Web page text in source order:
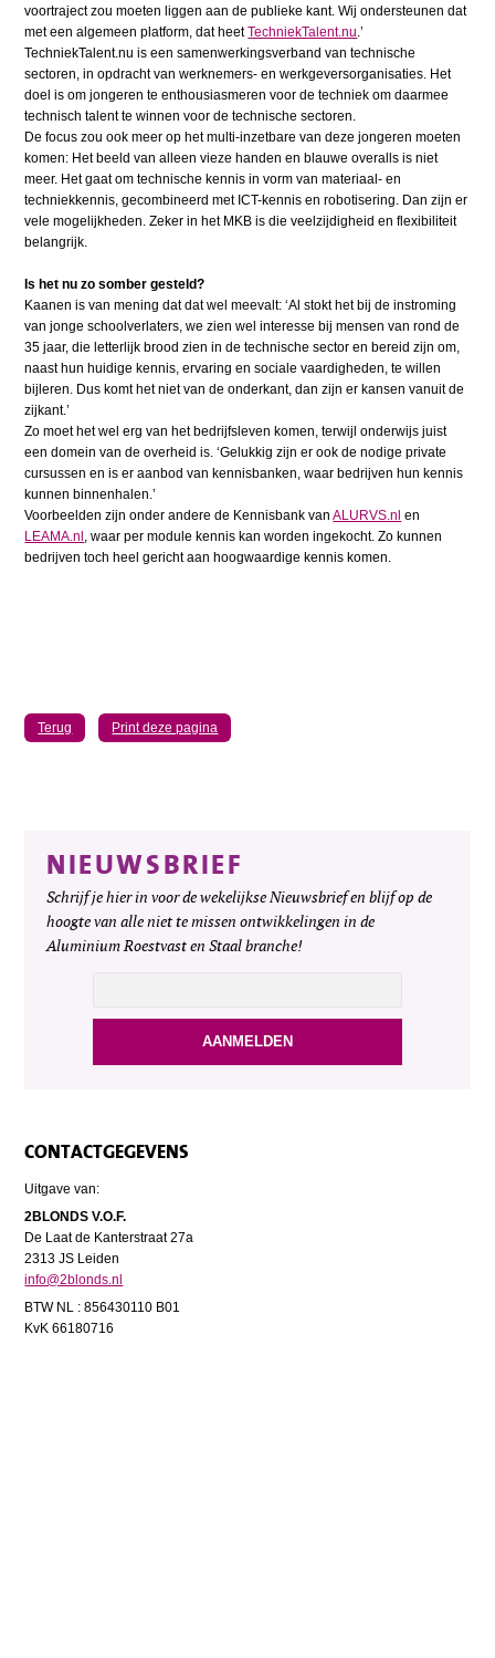
voortraject zou moeten liggen aan de publieke kant. Wij ondersteunen dat
met een algemeen platform, dat heetTechniekTalent.nu.’
TechniekTalent.nu is een samenwerkingsverband van technische
sectoren, in opdracht van werknemers- en werkgeversorganisaties. Het
doel is om jongeren te enthousiasmeren voor de techniek om daarmee
technisch talent te winnen voor de technische sectoren.
De focus zou ook meer op het multi-inzetbare van deze jongeren moeten
komen: Het beeld van alleen vieze handen en blauwe overalls is niet
meer. Het gaat om technische kennis in vorm van materiaal- en
techniekkennis, gecombineerd met ICT-kennis en robotisering. Dan zijn er
vele mogelijkheden. Zeker in het MKB is die veelzijdigheid en flexibiliteit
belangrijk.
Is het nu zo somber gesteld?
Kaanen is van mening dat dat wel meevalt: ‘Al stokt het bij de instroming
van jonge schoolverlaters, we zien wel interesse bij mensen van rond de
35 jaar, die letterlijk brood zien in de technische sector en bereid zijn om,
naast hun huidige kennis, ervaring en sociale vaardigheden, te willen
bijleren. Dus komt het niet van de onderkant, dan zijn er kansen vanuit de
zijkant.’
Zo moet het wel erg van het bedrijfsleven komen, terwijl onderwijs juist
een domein van de overheid is. ‘Gelukkig zijn er ook de nodige private
cursussen en is er aanbod van kennisbanken, waar bedrijven hun kennis
kunnen binnenhalen.’
Voorbeelden zijn onder andere de Kennisbank vanALURVS.nl en
LEAMA.nl , waar per module kennis kan worden ingekocht. Zo kunnen
bedrijven toch heel gericht aan hoogwaardige kennis komen.
Terug Print deze pagina
NIEUWSBRIEF
Schrijf je hier in voor de wekelijkse Nieuwsbrief en blijf op de
hoogte van alle niet te missen ontwikkelingen in de
Aluminium Roestvast en Staal branche!
CONTACTGEGEVENS
Uitgave van:
2BLONDS V.O.F.
De Laat de Kanterstraat 27a
2313 JS Leiden
info@2blonds.nl
BTW NL : 856430110 B01
KvK 66180716